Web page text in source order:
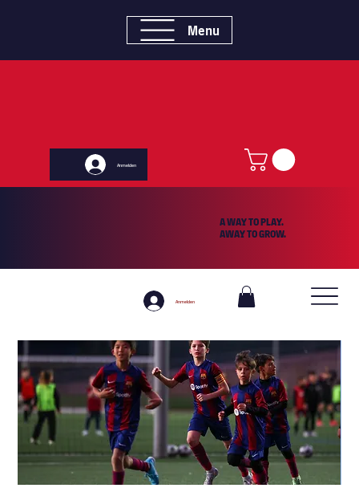
Anmelden
A WAY TO PLAY.
AWAY TO GROW.
Anmelden
Menu